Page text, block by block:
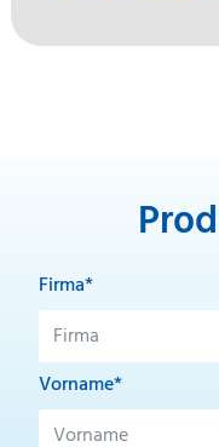
Firma*
Vorname*